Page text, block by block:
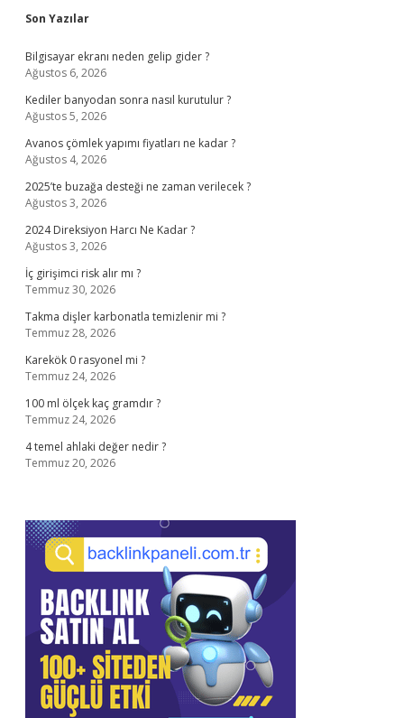
Sidebar
Son Yazılar
Bilgisayar ekranı neden gelip gider ?
Ağustos 6, 2026
Kediler banyodan sonra nasıl kurutulur ?
Ağustos 5, 2026
Avanos çömlek yapımı fiyatları ne kadar ?
Ağustos 4, 2026
2025’te buzağa desteği ne zaman verilecek ?
Ağustos 3, 2026
2024 Direksiyon Harcı Ne Kadar ?
Ağustos 3, 2026
İç girişimci risk alır mı ?
Temmuz 30, 2026
Takma dişler karbonatla temizlenir mi ?
Temmuz 28, 2026
Karekök 0 rasyonel mi ?
Temmuz 24, 2026
100 ml ölçek kaç gramdır ?
Temmuz 24, 2026
4 temel ahlaki değer nedir ?
Temmuz 20, 2026